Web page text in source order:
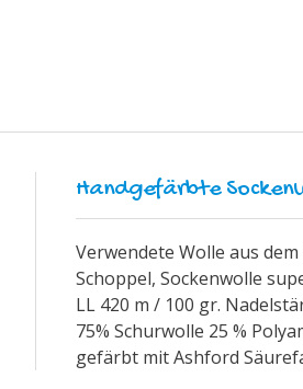
Handgefärbte
Verwendete Wolle aus dem
Schoppel, Sockenwolle
LL 420 m / 100 gr.
75% Schurwolle 25 %
gefärbt mit Ashford